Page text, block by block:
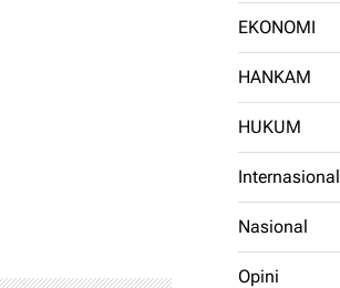
EKONOMI
HANKAM
HUKUM
Internasional
Nasional
Opini